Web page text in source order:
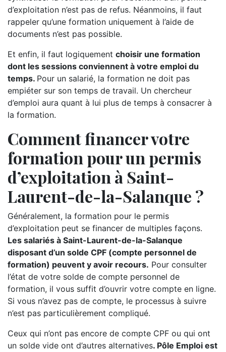
d’exploitation n’est pas de refus. Néanmoins, il faut
rappeler qu’une formation uniquement à l’aide de
documents n’est pas possible.
Et enfin, il faut logiquement choisir une formation
dont les sessions conviennent à votre emploi du
temps. Pour un salarié, la formation ne doit pas
empiéter sur son temps de travail. Un chercheur
d’emploi aura quant à lui plus de temps à consacrer à
la formation.
Comment financer votre
formation pour un permis
d’exploitation à Saint-
Laurent-de-la-Salanque ?
Généralement, la formation pour le permis
d’exploitation peut se financer de multiples façons.
Les salariés à Saint-Laurent-de-la-Salanque
disposant d’un solde CPF (compte personnel de
formation) peuvent y avoir recours. Pour consulter
l’état de votre solde de compte personnel de
formation, il vous suffit d’ouvrir votre compte en ligne.
Si vous n’avez pas de compte, le processus à suivre
n’est pas particulièrement compliqué.
Ceux qui n’ont pas encore de compte CPF ou qui ont
un solde vide ont d’autres alternatives. Pôle Emploi est